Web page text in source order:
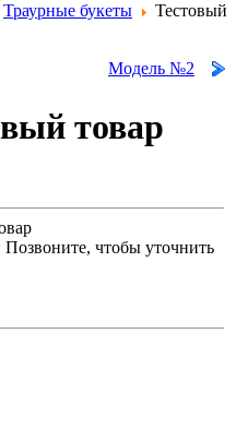
Траурные букеты
Тестовый
Модель №2
товар
Позвоните, чтобы уточнить